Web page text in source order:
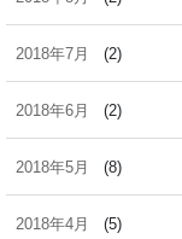
2018年7月 (2)
2018年6月 (2)
2018年5月 (8)
2018年4月 (5)